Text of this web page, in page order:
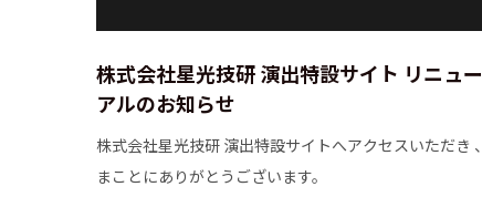
株式会社星光技研 演出特設サイト リニュー
アルのお知らせ
株式会社星光技研 演出特設サイトへアクセスいただき 、
まことにありがとうございます。